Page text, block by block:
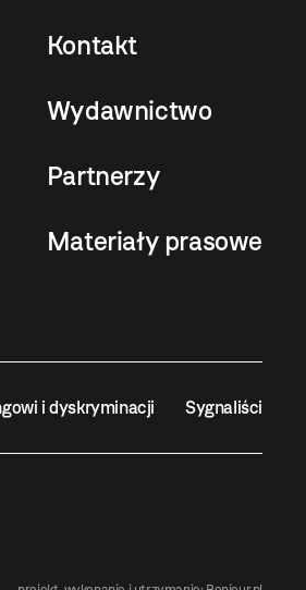
Kontakt
Wydawnictwo
Partnerzy
Materiały prasowe
i dyskryminacji Sygnaliści